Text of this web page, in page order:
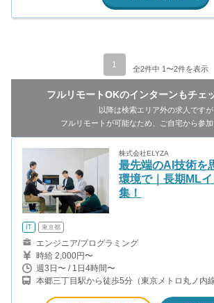
1 全2件中 1〜2件を表示
フルリモートOKのインターンもチェ
以降は検索エリア外の求人ですが
フルリモートが可能なため、ご自宅から参加
株式会社ELYZA
最先端のAI技術を
環境で｜長期ML
集！
IT 東京都
エンジニア/プログラミング
時給 2,000円〜
週3日〜 / 1日4時間〜
本郷三丁目駅から徒歩5分（東京メトロ丸ノ内